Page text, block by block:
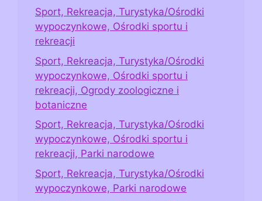
Sport, Rekreacja, Turystyka/Ośrodki
wypoczynkowe, Ośrodki sportu i
rekreacji
Sport, Rekreacja, Turystyka/Ośrodki
wypoczynkowe, Ośrodki sportu i
rekreacji, Ogrody zoologiczne i
botaniczne
Sport, Rekreacja, Turystyka/Ośrodki
wypoczynkowe, Ośrodki sportu i
rekreacji, Parki narodowe
Sport, Rekreacja, Turystyka/Ośrodki
wypoczynkowe, Parki narodowe